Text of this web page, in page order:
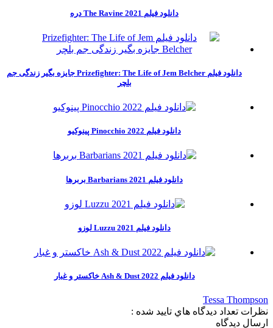
دانلود فیلم The Ravine 2021 دره
دانلود فیلم Prizefighter: The Life of Jem Belcher جایزه بگیر زندگی جم
بلچر
دانلود فیلم Pinocchio 2022 پینوکیو
دانلود فیلم Barbarians 2021 بربرها
دانلود فیلم Luzzu 2021 لوزو
دانلود فیلم Ash & Dust 2022 خاکستر و غبار
Tessa Thompson
نظرات تعداد ديدگاه هاي تاييد شده :
ارسال ديدگاه